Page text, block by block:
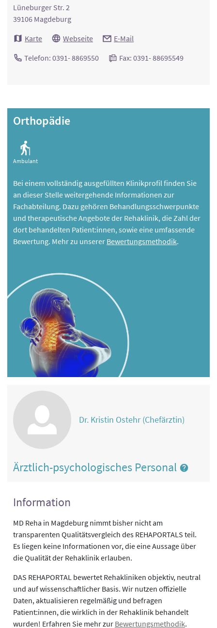
Lüneburger Str. 2
39106 Magdeburg
Karte
Webseite E-Mail
Telefon: 0391- 8869550 Fax: 0391- 88695549
Orthopädie
Ambulant
Bei einem vollständig ausgefüllten Klinikprofil finden Sie
an dieser Stelle weitergehende Informationen zur
Fachabteilung. Dazu gehören Behandlungsschwerpunkte
und therapeutische Angebote der Rehaklinik, die Zahl der
dort behandelten Patient:innen, sowie eine umfassende
Bewertung. Mehr zu unserer Bewertungsmethodik.
Dr. Kristin Ostehr (Chefärztin)
Ärztlich-psychologisches Personal
Information
MD Reha in Magdeburg nimmt bisher nicht am
transparenten Qualitätsvergleich des REHAPORTALS teil.
Es liegen keine Informationen vor, die eine Aussage über
die Qualität der Rehaklinik erlauben.
DAS REHAPORTAL bewertet Rehakliniken objektiv, neutral
und auf wissenschaftlicher Basis. Wir nutzen offizielle
Daten, aktualisieren regelmäßig und befragen
Patient:innen, die wirklich in der Rehaklinik behandelt
wurden! Erfahren Sie mehr zur Bewertungsmethodik.